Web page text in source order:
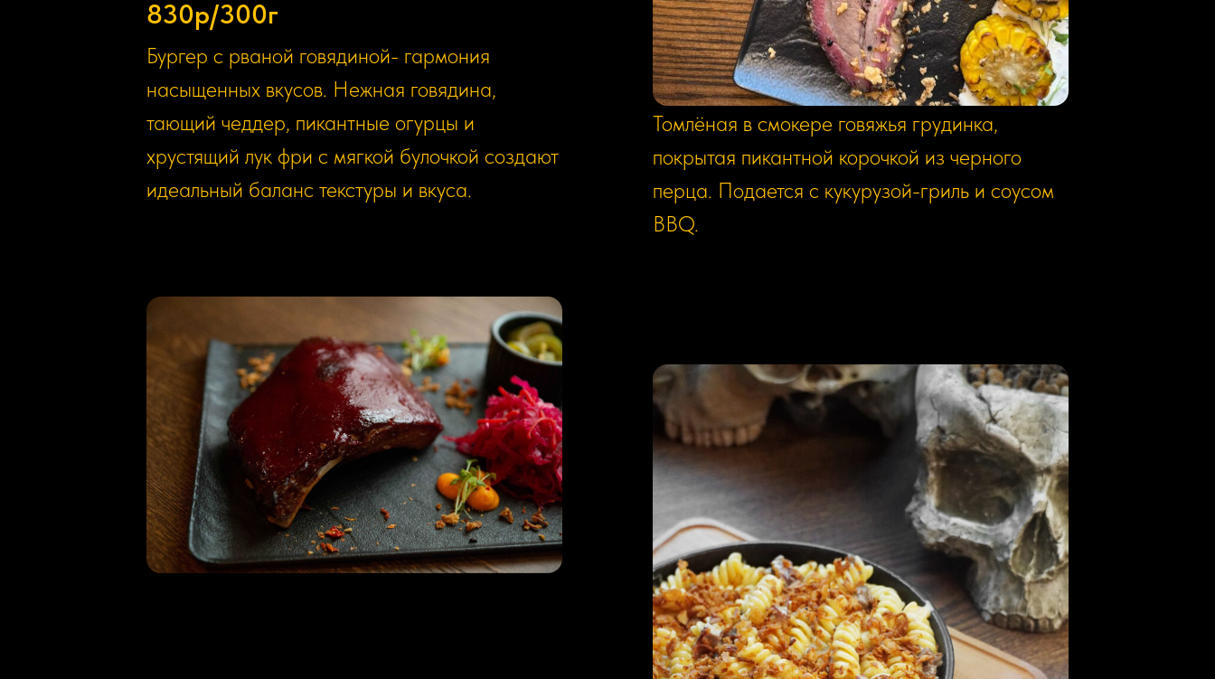
830р/300г
Бургер с рваной говядиной- гармония
насыщенных вкусов. Нежная говядина,
тающий чеддер, пикантные огурцы и
хрустящий лук фри с мягкой булочкой создают
идеальный баланс текстуры и вкуса.
Брискет
1290р/250г
Томлёная в смокере говяжья грудинка,
покрытая пикантной корочкой из черного
перца. Подается с кукурузой-гриль и соусом
BBQ.